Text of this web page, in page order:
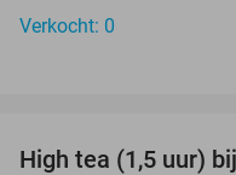
Verkocht: 0
High tea (1,5 uur)